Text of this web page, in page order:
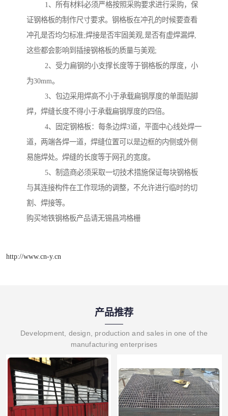
1、所有材料必须严格按照采购要求进行采购，保
证钢格板的制作尺寸要求。钢格板在冲孔的时候要查看
冲孔是否均匀标准;焊接是否牢固美观,是否有虚焊漏焊,
这些都会影响到插接钢格板的质量与美观;
2、受力扁钢的小支撑长度等于钢格板的厚度，小
为30mm。
3、包边采用焊高不小于承载扁钢厚度的单面贴脚
焊，焊缝长度不得小于承载扁钢厚度的四倍。
4、固定钢格板：每条边焊3道，平面中心线处焊一
道，两端各焊一道，焊缝位置可以是边框的内侧或外侧
易施焊处。焊缝的长度等于网孔的宽度。
5、制造商必须采取一切技术措施保证每块钢格板
与其连接构件在工作现场的调整，不允许进行临时的切
割、焊接等。
购买地铁钢格板产品请无锡昌鸿格栅
http://www.cn-y.cn
产品推荐
Development, design, production and sales in one of the
manufacturing enterprises